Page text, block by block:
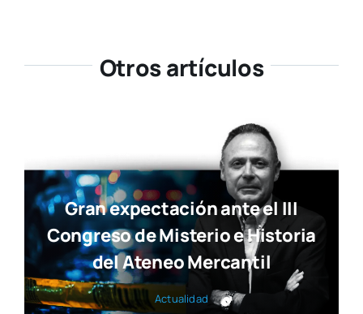
Otros artículos
Gran expectación ante el III
Congreso de Misterio e Historia
del Ateneo Mercantil
Actua­li­dad